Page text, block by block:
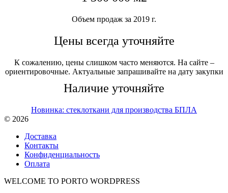
Объем продаж за 2019 г.
Цены всегда уточняйте
К сожалению, цены слишком часто меняются. На сайте –
ориентировочные. Актуальные запрашивайте на дату закупки
Наличие уточняйте
Новинка: стеклоткани для производства БПЛА
© 2026
Доставка
Контакты
Конфиденциальность
Оплата
WELCOME TO PORTO WORDPRESS